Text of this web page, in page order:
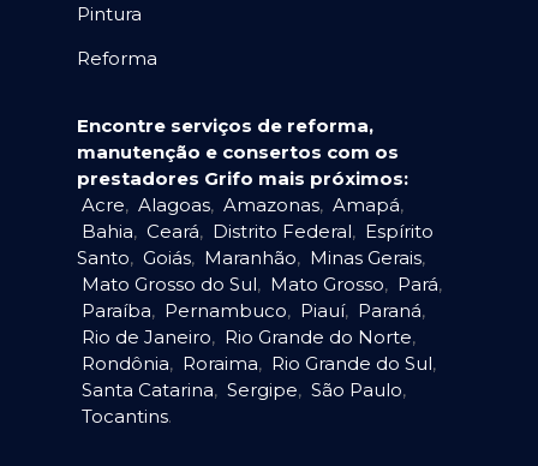
Pintura
Reforma
Encontre serviços de reforma,
manutenção e consertos com os
prestadores Grifo mais próximos:
Acre, Alagoas, Amazonas, Amapá,
Bahia, Ceará, Distrito Federal, Espírito
Santo, Goiás, Maranhão, Minas Gerais,
Mato Grosso do Sul, Mato Grosso, Pará,
Paraíba, Pernambuco, Piauí, Paraná,
Rio de Janeiro, Rio Grande do Norte,
Rondônia, Roraima, Rio Grande do Sul,
Santa Catarina, Sergipe, São Paulo,
Tocantins.